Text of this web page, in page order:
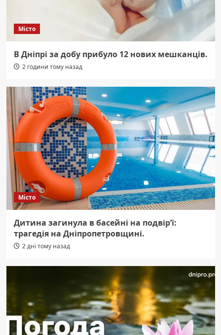
Місто
В Дніпрі за добу прибуло 12 нових мешканців.
2 години тому назад
Місто
Дитина загинула в басейні на подвір’ї:
трагедія на Дніпропетровщині.
2 дні тому назад